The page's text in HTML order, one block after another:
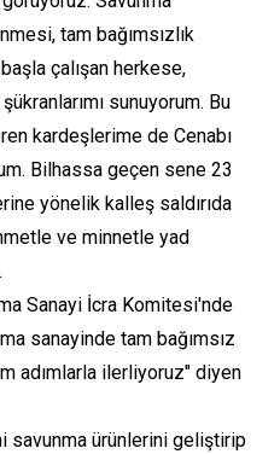
tam bağımsızlık
çalışan herkese,
sunuyorum. Bu
kardeşlerime de Cenabı
Bilhassa geçen sene 23
yönelik kalleş saldırıda
ve minnetle yad
Sanayi İcra Komitesi'nde
sanayinde tam bağımsız
adımlarla ilerliyoruz" diyen
savunma ürünlerini geliştirip